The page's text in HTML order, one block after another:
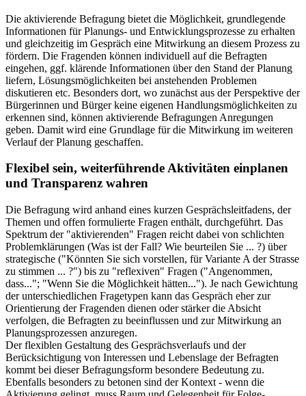
Die aktivierende Befragung bietet die Möglichkeit, grundlegende
Informationen für Planungs- und Entwicklungsprozesse zu erhalten
und gleichzeitig im Gespräch eine Mitwirkung an diesem Prozess zu
fördern. Die Fragenden können individuell auf die Befragten
eingehen, ggf. klärende Informationen über den Stand der Planung
liefern, Lösungsmöglichkeiten bei anstehenden Problemen
diskutieren etc. Besonders dort, wo zunächst aus der Perspektive der
Bürgerinnen und Bürger keine eigenen Handlungsmöglichkeiten zu
erkennen sind, können aktivierende Befragungen Anregungen
geben. Damit wird eine Grundlage für die Mitwirkung im weiteren
Verlauf der Planung geschaffen.
Flexibel sein, weiterführende Aktivitäten einplanen
und Transparenz wahren
Die Befragung wird anhand eines kurzen Gesprächsleitfadens, der
Themen und offen formulierte Fragen enthält, durchgeführt. Das
Spektrum der "aktivierenden" Fragen reicht dabei von schlichten
Problemklärungen (Was ist der Fall? Wie beurteilen Sie ... ?) über
strategische ("Könnten Sie sich vorstellen, für Variante A der Strasse
zu stimmen ... ?") bis zu "reflexiven" Fragen ("Angenommen,
dass..."; "Wenn Sie die Möglichkeit hätten..."). Je nach Gewichtung
der unterschiedlichen Fragetypen kann das Gespräch eher zur
Orientierung der Fragenden dienen oder stärker die Absicht
verfolgen, die Befragten zu beeinflussen und zur Mitwirkung an
Planungsprozessen anzuregen.
Der flexiblen Gestaltung des Gesprächsverlaufs und der
Berücksichtigung von Interessen und Lebenslage der Befragten
kommt bei dieser Befragungsform besondere Bedeutung zu.
Ebenfalls besonders zu betonen sind der Kontext - wenn die